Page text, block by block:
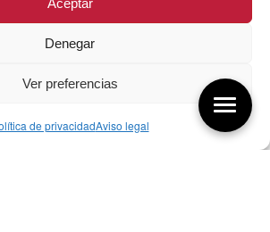
Denegar
Ver preferencias
de privacidadAviso legal